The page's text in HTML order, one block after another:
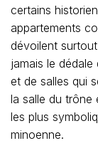
certains
appartements
dévoilent
jamais le dédale
et de salles qui
la salle du trône
les plus
minoenne.